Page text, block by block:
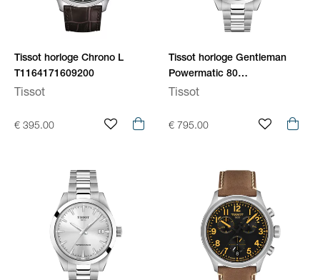
Tissot horloge Chrono L
T1164171609200
Tissot
€ 395.00
Tissot horloge Gentleman
Powermatic 80
T1658071104100
Tissot
€ 795.00